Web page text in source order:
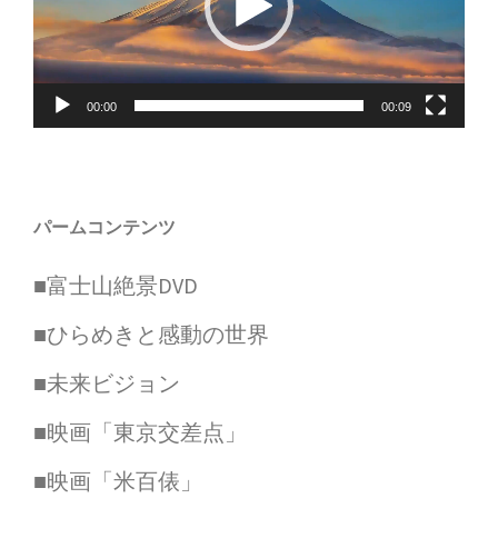
レ
ー
ヤ
ー
00:00 00:09
パームコンテンツ
■富士山絶景DVD
■ひらめきと感動の世界
■未来ビジョン
■映画「東京交差点」
■映画「米百俵」